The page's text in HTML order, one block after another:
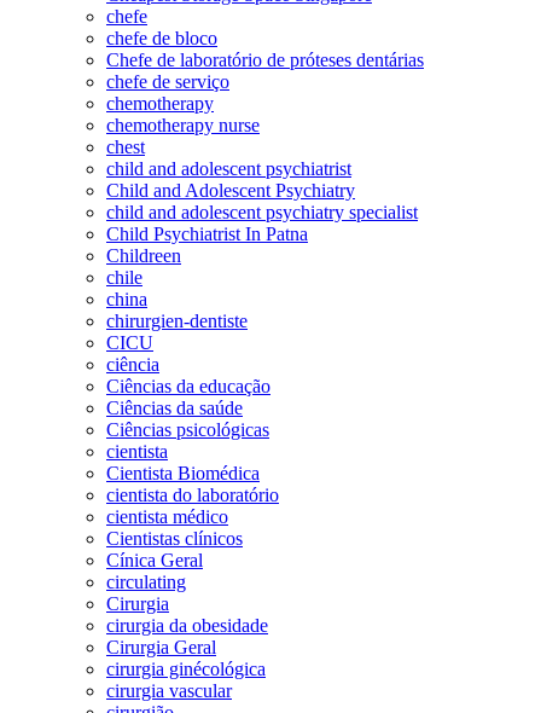
chefe
chefe de bloco
Chefe de laboratório de próteses dentárias
chefe de serviço
chemotherapy
chemotherapy nurse
chest
child and adolescent psychiatrist
Child and Adolescent Psychiatry
child and adolescent psychiatry specialist
Child Psychiatrist In Patna
Childreen
chile
china
chirurgien-dentiste
CICU
ciência
Ciências da educação
Ciências da saúde
Ciências psicológicas
cientista
Cientista Biomédica
cientista do laboratório
cientista médico
Cientistas clínicos
Cínica Geral
circulating
Cirurgia
cirurgia da obesidade
Cirurgia Geral
cirurgia ginécológica
cirurgia vascular